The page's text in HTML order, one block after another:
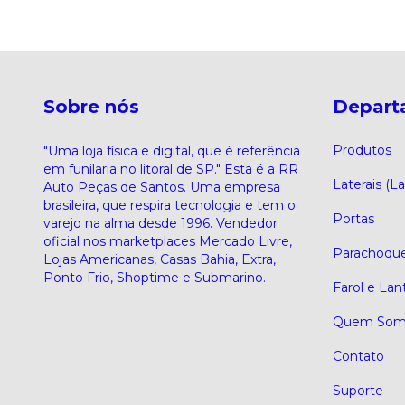
Sobre nós
"Uma loja física e digital, que é referência
em funilaria no litoral de SP." Esta é a RR
Auto Peças de Santos. Uma empresa
brasileira, que respira tecnologia e tem o
varejo na alma desde 1996. Vendedor
oficial nos marketplaces Mercado Livre,
Lojas Americanas, Casas Bahia, Extra,
Ponto Frio, Shoptime e Submarino.
Produtos
Laterais
Portas
Farol e
Quem
Contato
Suporte